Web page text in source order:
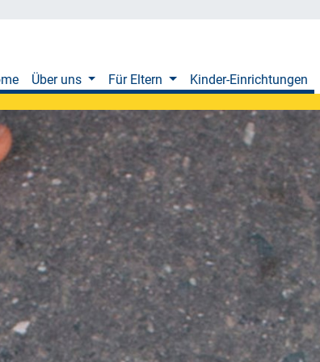
Über uns Für Eltern Kinder-Einrichtungen